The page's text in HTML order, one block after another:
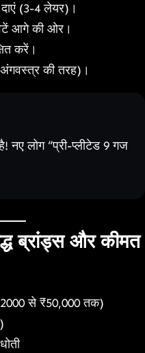
(3-4 लेयर)।
आगे की ओर।
करें।
की तरह)।
नए लोग “प्री-प्लीटेड 9 गज
ब्रांड्स और कीमत
से ₹50,000 तक)